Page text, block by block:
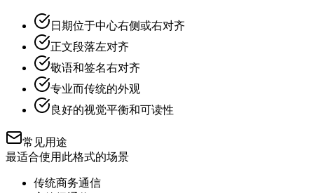
日期位于中心右侧或右对齐
正文段落左对齐
敬语和签名右对齐
专业而传统的外观
良好的视觉平衡和可读性
常见用途
最适合使用此格式的场景
传统商务通信